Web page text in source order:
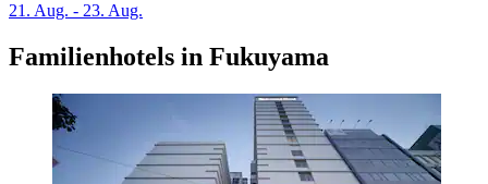
21. Aug. - 23. Aug.
Familienhotels in Fukuyama